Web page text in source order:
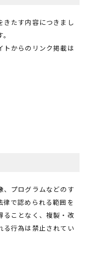
きたす内容につきまし
トからのリンク掲載は
、プログラムなどのす
で認められる範囲を
ることなく、複製・改
る行為は禁止されてい